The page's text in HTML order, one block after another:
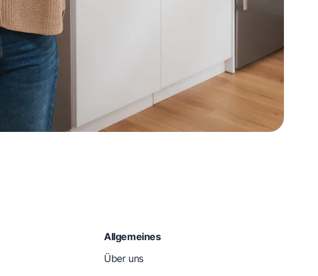
Allgemeines
Über uns